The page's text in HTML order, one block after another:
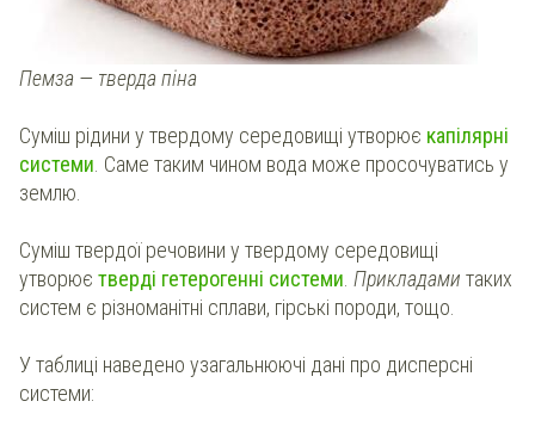
Пемза — тверда піна
Суміш рідини у твердому середовищі утворює капілярні
системи. Саме таким чином вода може просочуватись у
землю.
Суміш твердої речовини у твердому середовищі
утворює тверді гетерогенні системи. Прикладами таких
систем є різноманітні сплави, гірські породи, тощо.
У таблиці наведено узагальнюючі дані про дисперсні
системи: